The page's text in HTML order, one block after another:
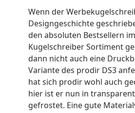
Wenn der
Designgeschichte
den absoluten Bestsellern
Kugelschreiber Sortiment
dann nicht auch eine
Variante des prodir DS3
hat sich prodir wohl auch
hier ist er nun in
gefrostet. Eine gute